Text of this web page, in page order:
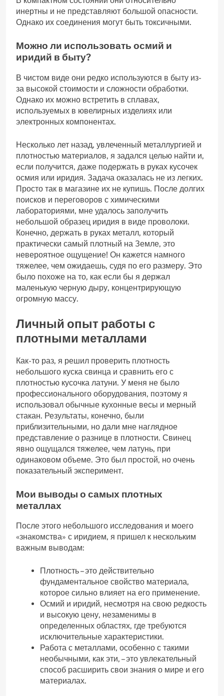
инертны и не представляют большой опасности.
Однако их соединения могут быть токсичными.
Можно ли использовать осмий и
иридий в быту?
В чистом виде они редко используются в быту из-
за высокой стоимости и сложности обработки.
Однако их можно встретить в сплавах‚
используемых в ювелирных изделиях или
электронных компонентах.
Несколько лет назад‚ увлеченный металлургией и
плотностью материалов‚ я задался целью найти и‚
если получится‚ даже подержать в руках кусочек
осмия или иридия. Задача оказалась не из легких.
Просто так в магазине их не купишь. После долгих
поисков и переговоров с химическими
лабораториями‚ мне удалось заполучить
небольшой образец иридия в виде проволоки.
Конечно‚ держать в руках металл‚ который
практически самый плотный на Земле‚ это
невероятное ощущение! Он кажется намного
тяжелее‚ чем ожидаешь‚ судя по его размеру. Это
было похоже на то‚ как если бы я держал
маленькую черную дыру‚ концентрирующую
огромную массу.
Личный опыт работы с
плотными металлами
Как-то раз‚ я решил проверить плотность
небольшого куска свинца и сравнить его с
плотностью кусочка латуни. У меня не было
профессионального оборудования‚ поэтому я
использовал обычные кухонные весы и мерный
стакан. Результаты‚ конечно‚ были
приблизительными‚ но дали мне наглядное
представление о разнице в плотности. Свинец
явно ощущался тяжелее‚ чем латунь‚ при
одинаковом объеме. Это был простой‚ но очень
показательный эксперимент.
Мои выводы о самых плотных
металлах
После этого небольшого исследования и моего
«знакомства» с иридием‚ я пришел к нескольким
важным выводам:
Плотность – это действительно
фундаментальное свойство материала‚
которое сильно влияет на его применение.
Осмий и иридий‚ несмотря на свою редкость
и высокую цену‚ незаменимы в
определенных областях‚ где требуются
исключительные характеристики.
Работа с металлами‚ особенно с такими
необычными‚ как эти‚ – это увлекательный
способ расширить свои знания о мире и его
материалах.